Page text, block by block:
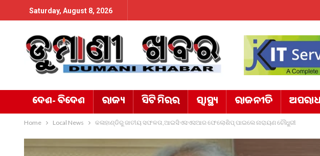
Saturday, August 8, 2026
ଦେଶ- ବିଦେଶ ରାଜ୍ୟ ସିଟି ମିରର ସ୍ୱାସ୍ଥ୍ୟ ରାଜନୀତି ଅପରାଧ
Home Local News କଳାହାଣ୍ଡିରୁ ଜାତୀୟ ସଫଳତା,ଆଇସିଏସଏସଆର ଫେଲୋଶିପ୍ ପାଇଲେ ନାରାୟଣ ଚୌଧୁରୀ